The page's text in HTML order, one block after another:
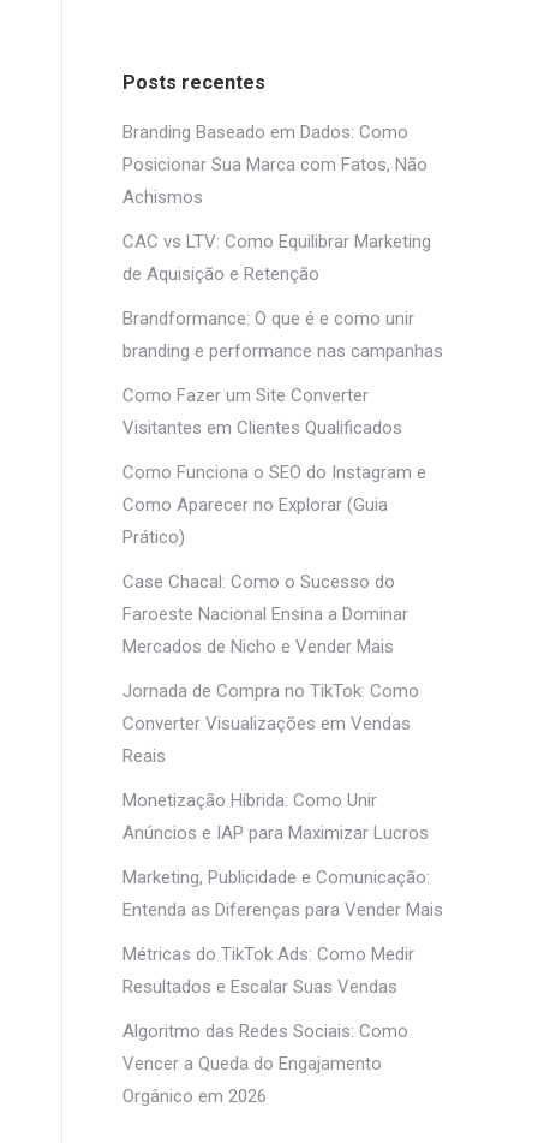
Posts recentes
Branding Baseado em Dados: Como
Posicionar Sua Marca com Fatos, Não
Achismos
CAC vs LTV: Como Equilibrar Marketing
de Aquisição e Retenção
Brandformance: O que é e como unir
branding e performance nas campanhas
Como Fazer um Site Converter
Visitantes em Clientes Qualificados
Como Funciona o SEO do Instagram e
Como Aparecer no Explorar (Guia
Prático)
Case Chacal: Como o Sucesso do
Faroeste Nacional Ensina a Dominar
Mercados de Nicho e Vender Mais
Jornada de Compra no TikTok: Como
Converter Visualizações em Vendas
Reais
Monetização Híbrida: Como Unir
Anúncios e IAP para Maximizar Lucros
Marketing, Publicidade e Comunicação:
Entenda as Diferenças para Vender Mais
Métricas do TikTok Ads: Como Medir
Resultados e Escalar Suas Vendas
Algoritmo das Redes Sociais: Como
Vencer a Queda do Engajamento
Orgânico em 2026